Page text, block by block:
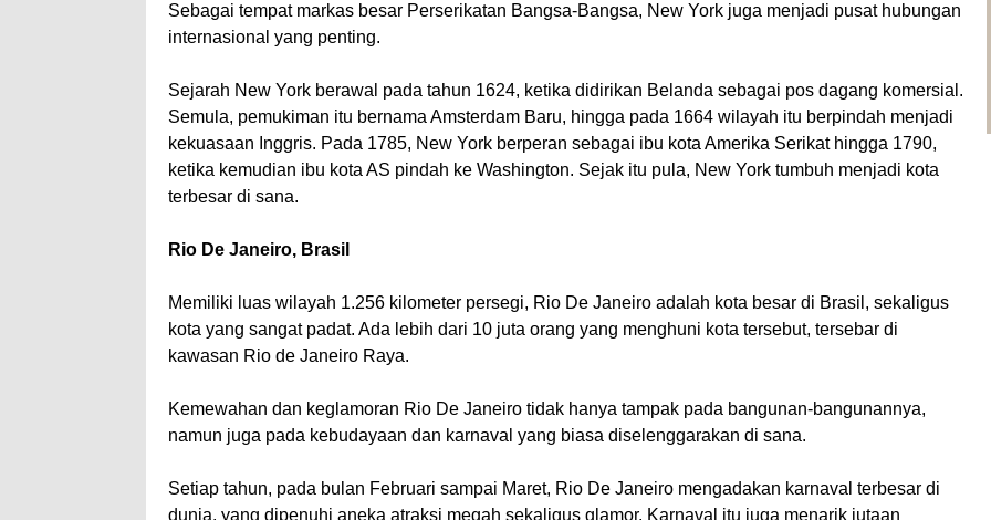
Sebagai tempat markas besar Perserikatan Bangsa-Bangsa, New York juga menjadi pusat hubungan
internasional yang penting.
Sejarah New York berawal pada tahun 1624, ketika didirikan Belanda sebagai pos dagang komersial.
Semula, pemukiman itu bernama Amsterdam Baru, hingga pada 1664 wilayah itu berpindah menjadi
kekuasaan Inggris. Pada 1785, New York berperan sebagai ibu kota Amerika Serikat hingga 1790,
ketika kemudian ibu kota AS pindah ke Washington. Sejak itu pula, New York tumbuh menjadi kota
terbesar di sana.
Rio De Janeiro, Brasil
Memiliki luas wilayah 1.256 kilometer persegi, Rio De Janeiro adalah kota besar di Brasil, sekaligus
kota yang sangat padat. Ada lebih dari 10 juta orang yang menghuni kota tersebut, tersebar di
kawasan Rio de Janeiro Raya.
Kemewahan dan keglamoran Rio De Janeiro tidak hanya tampak pada bangunan-bangunannya,
namun juga pada kebudayaan dan karnaval yang biasa diselenggarakan di sana.
Setiap tahun, pada bulan Februari sampai Maret, Rio De Janeiro mengadakan karnaval terbesar di
dunia, yang dipenuhi aneka atraksi megah sekaligus glamor. Karnaval itu juga menarik jutaan